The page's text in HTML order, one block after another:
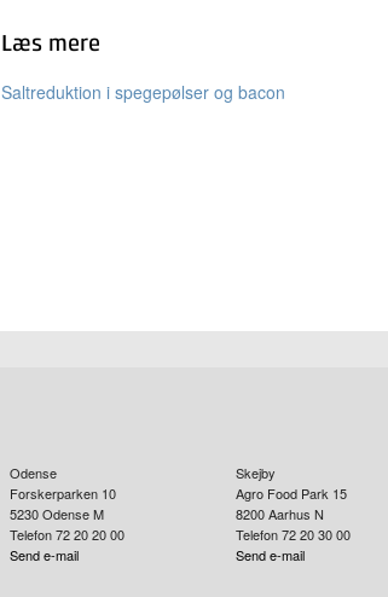
Læs mere
Saltreduktion i spegepølser og bacon
Odense
Forskerparken 10
5230 Odense M
Telefon 72 20 20 00
Send e-mail
Skejby
Agro Food Park 15
8200Aarhus N
Telefon 72 20 30 00
Send e-mail